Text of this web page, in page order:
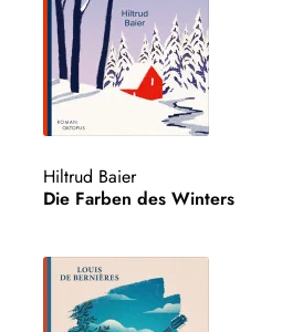
Hiltrud Baier
Die Farben des Winters